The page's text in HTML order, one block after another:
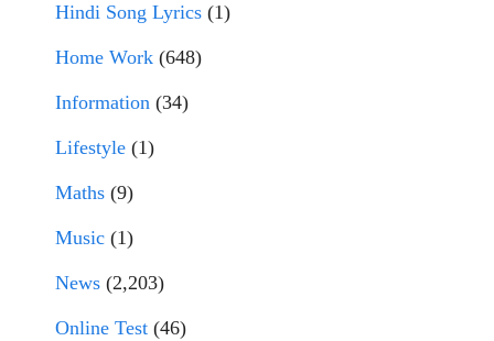
Hindi Song Lyrics (1)
Home Work (648)
Information (34)
Lifestyle (1)
Maths (9)
Music (1)
News (2,203)
Online Test (46)